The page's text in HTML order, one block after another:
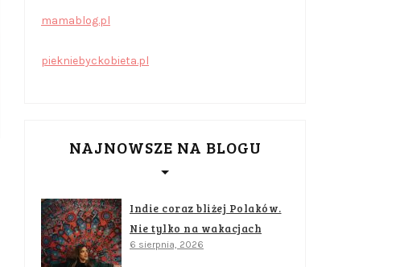
mamablog.pl
piekniebyckobieta.pl
NAJNOWSZE NA BLOGU
Indie coraz bliżej Polaków.
Nie tylko na wakacjach
6 sierpnia, 2026